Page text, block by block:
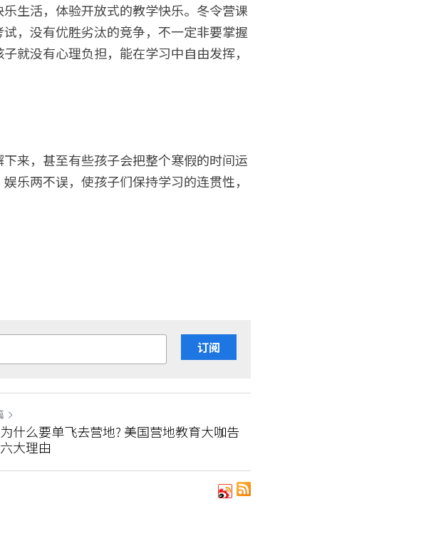
生活，体验开放式的教学快乐。冬令营课
，没有优胜劣汰的竞争，不一定非要掌握
就没有心理负担，能在学习中自由发挥，
来，甚至有些孩子会把整个寒假的时间运
乐两不误，使孩子们保持学习的连贯性，
订阅
什么要单飞去营地? 美国营地教育大咖告
大理由